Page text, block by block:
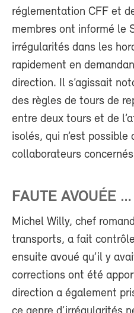
réglementation CFF et
membres ont informé le
irrégularités dans les
rapidement en
direction. Il s’agissait
des règles de tours de
entre deux tours et de
isolés, qui n’est possible
collaborateurs
FAUTE AVOUÉE …
Michel Willy, chef
transports, a fait
ensuite avoué qu’il y
corrections ont été
direction a également